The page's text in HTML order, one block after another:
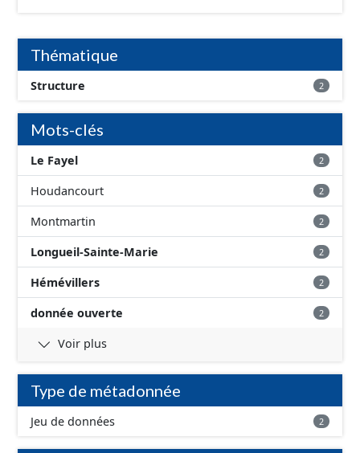
conformément aux prescriptions du standard CNIG Sites
Économiques. Ce lot ne contient pas la référence aux
terrains à vocation économique à ce jour. Il est filtré au-
delà des prescriptions du CNIG se limitant aux SCI.
Thématique
Structure 2
Mots-clés
Le Fayel 2
Houdancourt 2
Montmartin 2
Longueil-Sainte-Marie 2
Hémévillers 2
donnée ouverte 2
Voir plus
Type de métadonnée
Jeu de données 2